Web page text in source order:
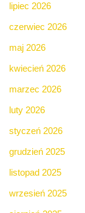
lipiec 2026
czerwiec 2026
maj 2026
kwiecień 2026
marzec 2026
luty 2026
styczeń 2026
grudzień 2025
listopad 2025
wrzesień 2025